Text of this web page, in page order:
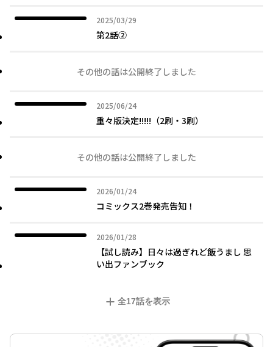
2025/03/29
2025年03月29日
第2話②
その他の話は公開終了しました
2025/06/24
2025年06月24日
重々版決定!!!!!（2刷・3刷）
その他の話は公開終了しました
2026/01/24
2026年01月24日
コミックス2巻発売告知！
2026/01/28
2026年01月28日
【試し読み】日々は過ぎれど飯うまし 思
い出ファンブック
全17話を表示